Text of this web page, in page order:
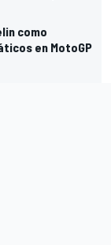
como
en MotoGP